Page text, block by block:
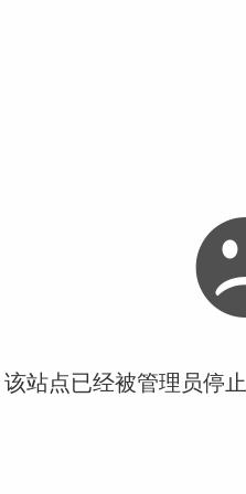
站点已经被管理员停